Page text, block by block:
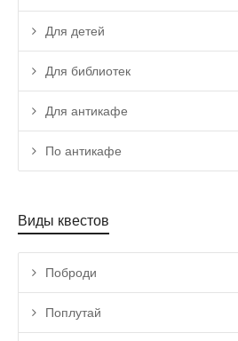
Для детей
Для библиотек
Для антикафе
По антикафе
Виды квестов
Поброди
Поплутай